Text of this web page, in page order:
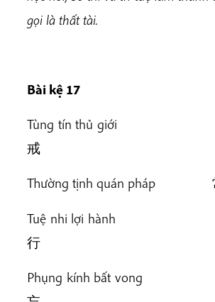
gọi là thất tài.
Bài kệ 17
Tùng tín thủ giới
戒
Thường tịnh quán pháp
Tuệ nhi lợi hành
行
Phụng kính bất vong